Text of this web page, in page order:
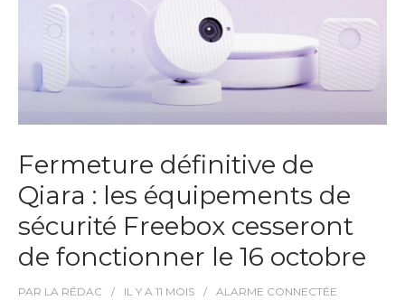
Fermeture définitive de
Qiara : les équipements de
sécurité Freebox cesseront
de fonctionner le 16 octobre
PAR LA RÉDAC IL Y A 11 MOIS ALARME CONNECTÉE